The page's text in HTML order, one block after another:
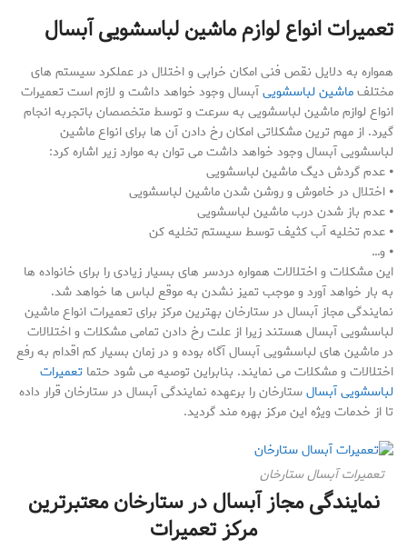
تعمیرات انواع لوازم ماشین لباسشویی آبسال
همواره به دلایل نقص فنی امکان خرابی و اختلال در عملکرد سیستم های
مختلفماشین لباسشوییآبسال وجود خواهد داشت و لازم است تعمیرات
انواع لوازم ماشین لباسشویی به سرعت و توسط متخصصان باتجربه انجام
گیرد. از مهم ترین مشکلاتی امکان رخ دادن آن ها برای انواع ماشین
لباسشویی آبسال وجود خواهد داشت می توان به موارد زیر اشاره کرد:
⦁ عدم گردش دیگ ماشین لباسشویی
⦁ اختلال در خاموش و روشن شدن ماشین لباسشویی
⦁ عدم باز شدن درب ماشین لباسشویی
⦁ عدم تخلیه آب کثیف توسط سیستم تخلیه کن
⦁ و…
این مشکلات و اختلالات همواره دردسر های بسیار زیادی را برای خانواده ها
به بار خواهد آورد و موجب تمیز نشدن به موقع لباس ها خواهد شد.
نمایندگی مجاز آبسال در ستارخان بهترین مرکز برای تعمیرات انواع ماشین
لباسشویی آبسال هستند زیرا از علت رخ دادن تمامی مشکلات و اختلالات
در ماشین های لباسشویی آبسال آگاه بوده و در زمان بسیار کم اقدام به رفع
اختلالات و مشکلات می نمایند. بنابراین توصیه می شود حتما تعمیرات
لباسشویی آبسالستارخان را برعهده نمایندگی آبسال در ستارخان قرار داده
تا از خدمات ویژه این مرکز بهره مند گردید.
تعمیرات آبسال ستارخان
نمایندگی مجاز آبسال در ستارخان معتبرترین
مرکز تعمیرات